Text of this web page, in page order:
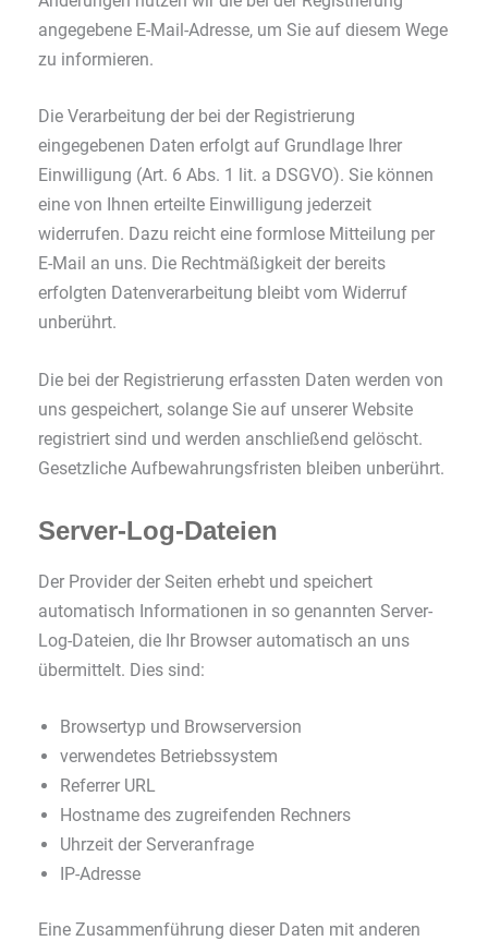
angegebene E-Mail-Adresse, um Sie auf diesem Wege
zu informieren.
Die Verarbeitung der bei der Registrierung
eingegebenen Daten erfolgt auf Grundlage Ihrer
Einwilligung (Art. 6 Abs. 1 lit. a DSGVO). Sie können
eine von Ihnen erteilte Einwilligung jederzeit
widerrufen. Dazu reicht eine formlose Mitteilung per
E-Mail an uns. Die Rechtmäßigkeit der bereits
erfolgten Datenverarbeitung bleibt vom Widerruf
unberührt.
Die bei der Registrierung erfassten Daten werden von
uns gespeichert, solange Sie auf unserer Website
registriert sind und werden anschließend gelöscht.
Gesetzliche Aufbewahrungsfristen bleiben unberührt.
Server-Log-Dateien
Der Provider der Seiten erhebt und speichert
automatisch Informationen in so genannten Server-
Log-Dateien, die Ihr Browser automatisch an uns
übermittelt. Dies sind:
Browsertyp und Browserversion
verwendetes Betriebssystem
Referrer URL
Hostname des zugreifenden Rechners
Uhrzeit der Serveranfrage
IP-Adresse
Eine Zusammenführung dieser Daten mit anderen